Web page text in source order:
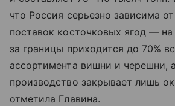
что Россия серьезно зависима
поставок косточковых ягод — на
за границы приходится до 70%
ассортимента вишни и черешни,
производство закрывает лишь
отметила Главина.